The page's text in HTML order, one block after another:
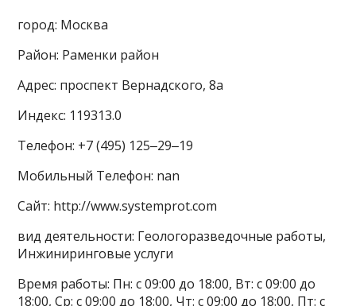
город: Москва
Район: Раменки район
Адрес: проспект Вернадского, 8а
Индекс: 119313.0
Телефон: +7 (495) 125‒29‒19
Мобильный Телефон: nan
Сайт: http://www.systemprot.com
вид деятельности: Геологоразведочные работы,
Инжиниринговые услуги
Время работы: Пн: с 09:00 до 18:00, Вт: с 09:00 до
18:00, Ср: с 09:00 до 18:00, Чт: с 09:00 до 18:00, Пт: с